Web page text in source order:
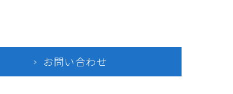
お問い合わせ